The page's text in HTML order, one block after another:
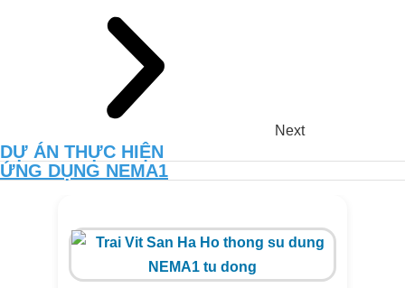
Next
DỰ ÁN THỰC HIỆN
ỨNG DỤNG NEMA1
TĂNG NĂNG SUẤT VÀ CHẤT
THUẦN HỮU CƠ CÙNG NEMA2